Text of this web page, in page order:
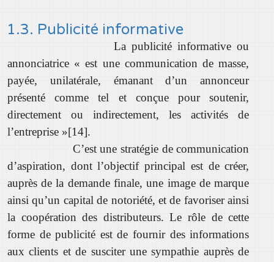
1.3. Publicité informative
La publicité informative ou
annonciatrice «est une communication de masse,
payée, unilatérale, émanant d’un annonceur
présenté comme tel et conçue pour soutenir,
directement ou indirectement, les activités de
l’entreprise »[14].
C’estune stratégie de communication
d’aspiration, dont l’objectif principal est de créer,
auprès de la demande finale, une image de marque
ainsi qu’un capital de notoriété, et de favoriser ainsi
la coopération des distributeurs. Le rôle de cette
forme de publicité est de fournir des informations
aux clients et de susciter une sympathie auprès de